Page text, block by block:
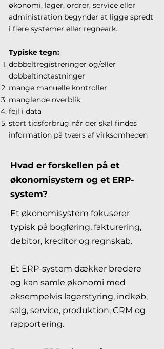
økonomi, lager, ordrer, service eller
administration begynder at ligge spredt
i flere systemer eller regneark.
Typiske tegn:
dobbeltregistreringer og/eller
dobbeltindtastninger
mange manuelle kontroller
manglende overblik
fejl i data
stort tidsforbrug når der skal findes
information på tværs af virksomheden
Hvad er forskellen på et
økonomisystem og et ERP-
system?
Et økonomisystem fokuserer
typisk på bogføring, fakturering,
debitor, kreditor og regnskab.
Et ERP-system dækker bredere
og kan samle økonomi med
eksempelvis lagerstyring, indkøb,
salg, service, produktion, CRM og
rapportering.